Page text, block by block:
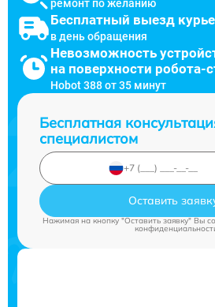
ремонт по желанию
Бесплатный выезд
в день обращения
Невозможность
на поверхности робота-
Hobot 388 от 35 минут
Бесплатная
специалистом
Оставить
Нажимая на кнопку "Оставить заявку" Вы